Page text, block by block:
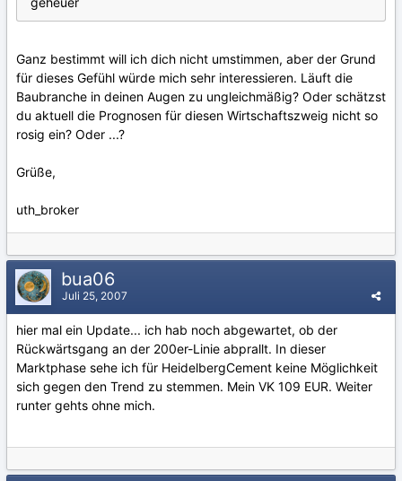
Ganz bestimmt will ich dich nicht umstimmen, aber der Grund
für dieses Gefühl würde mich sehr interessieren. Läuft die
Baubranche in deinen Augen zu ungleichmäßig? Oder schätzst
du aktuell die Prognosen für diesen Wirtschaftszweig nicht so
rosig ein? Oder ...?
Grüße,
uth_broker
bua06
Juli 25, 2007
hier mal ein Update... ich hab noch abgewartet, ob der
Rückwärtsgang an der 200er-Linie abprallt. In dieser
Marktphase sehe ich für HeidelbergCement keine Möglichkeit
sich gegen den Trend zu stemmen. Mein VK 109 EUR. Weiter
runter gehts ohne mich.